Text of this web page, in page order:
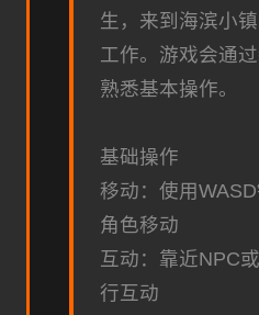
生，来到海滨小
工作。游戏会通
熟悉基本操作。
基础操作
移动：使用
角色移动
互动：靠近NPC
行互动